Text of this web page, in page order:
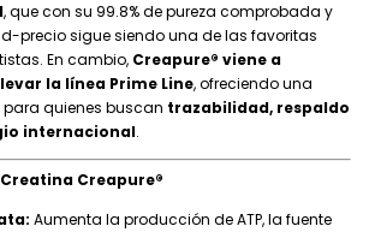
, que con su 99.8% de pureza comprobada y
precio sigue siendo una de las favoritas
En cambio, Creapure® viene a
la línea Prime Line, ofreciendo una
quienes buscan trazabilidad, respaldo
internacional.
Creapure®
Aumenta la producción de ATP, la fuente